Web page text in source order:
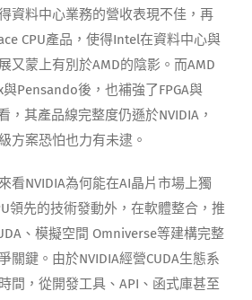
資料中心業務的營收表現不佳，再
CPU產品，使得Intel在資料中心與
又蒙上有別於AMD的陰影。而AMD
Pensando後，也補強了FPGA與
，其產品線完整度仍遜於NVIDIA，
方案恐怕也力有未逮。
看NVIDIA為何能在AI晶片市場上獨
領先的技術發動外，在軟體整合，推
、模擬空間 Omniverse等建構完整
關鍵。由於NVIDIA經營CUDA生態系
間，從開發工具、API、函式庫甚至